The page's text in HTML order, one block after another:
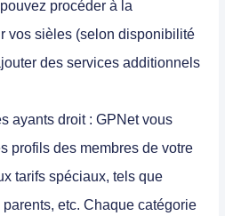
procéder à la
vos sièles (selon disponibilité
des services additionnels
ayants droit : GPNet vous
profils des membres de votre
tarifs spéciaux, tels que
etc. Chaque catégorie